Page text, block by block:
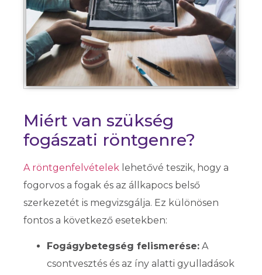
Miért van szükség
fogászati röntgenre?
A röntgenfelvételek lehetővé teszik, hogy a
fogorvos a fogak és az állkapocs belső
szerkezetét is megvizsgálja. Ez különösen
fontos a következő esetekben:
Fogágybetegség felismerése: A
csontvesztés és az íny alatti gyulladások